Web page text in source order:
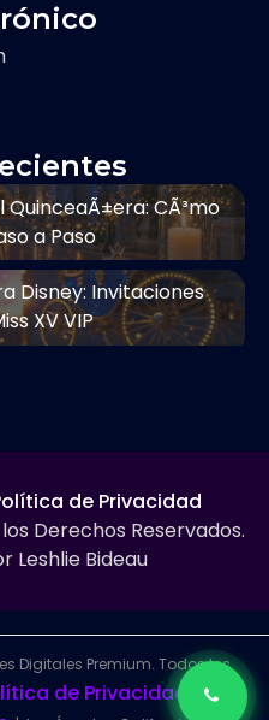
QuinceaÃ±era: CÃ³mo
a Paso
Disney: Invitaciones
XV VIP
Derechos Reservados.
Leshlie Bideau
de Privacidad
Digitales Premium. Todos los
de Privacidad